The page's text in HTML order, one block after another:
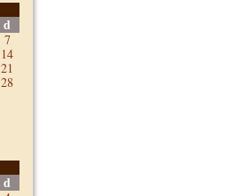
d
7
14
21
28
d